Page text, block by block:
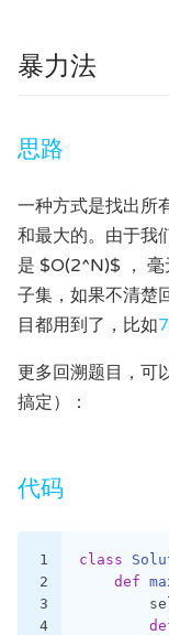
暴力法
思路
一种方式是找出所
和最大的。由于我
是 $O(2^N)$ ，
子集，如果不清楚
目都用到了，比如
更多回溯题目，可
搞定）：
代码
1
2
3
4
class
def